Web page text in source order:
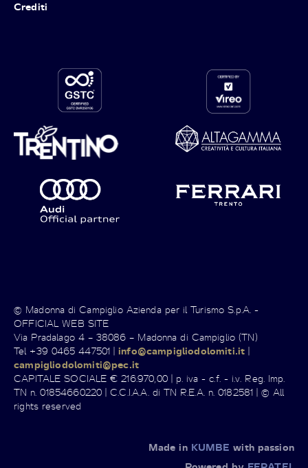
Crediti
© Madonna di Campiglio Azienda per il Turismo S.p.A. -
OFFICIAL WEB SITE
Via Pradalago 4 – 38086 – Madonna di Campiglio (TN)
Tel +39 0465 447501 |info@campigliodolomiti.it |
campigliodolomiti@pec.it
CAPITALE SOCIALE € 216.970,00 | p. iva - c.f. - i.v. Reg. Imp.
TN n. 01854660220 | C.C.I.A.A. di TN R.E.A. n. 0182581 | © All
rights reserved
Made in KUMBE with passion